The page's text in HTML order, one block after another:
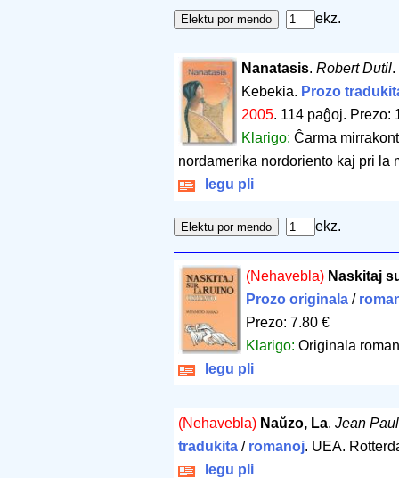
ekz.
Nanatasis.Robert Dutil.
Kebekia. Prozo
2005. 114 paĝoj. Prezo:
Klarigo:Ĉarma
nordamerika nordoriento kaj pri la
legu pli
ekz.
(Nehavebla) Naskitaj
Prozo originala/
Prezo: 7.80 €
Klarigo: Originala
legu pli
(Nehavebla) Naŭzo, La. Jean
tradukita / romanoj. UEA.
legu pli